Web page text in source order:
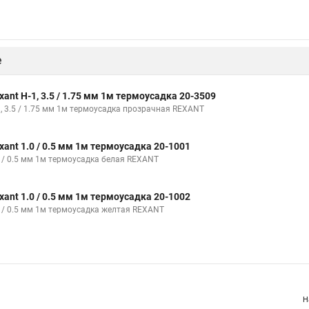
Н-1, 3.5 / 1.75 мм 1м термоусадка 20-3509
3.5 / 1.75 мм 1м термоусадка прозрачная REXANT
1.0 / 0.5 мм 1м термоусадка 20-1001
/ 0.5 мм 1м термоусадка белая REXANT
1.0 / 0.5 мм 1м термоусадка 20-1002
/ 0.5 мм 1м термоусадка желтая REXANT